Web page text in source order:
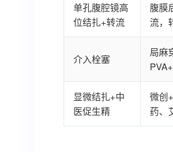
单孔腹腔镜高
位结扎+转流
腹膜
流，
介入栓塞
局麻
显微结扎+中
医促生精
微创
药、